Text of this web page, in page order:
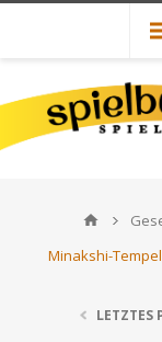
Minakshi-
LETZTES